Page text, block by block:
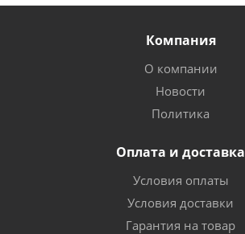
Компания
О компании
Новости
Политика
Оплата и доставка
Условия оплаты
Условия доставки
Гарантия на товар